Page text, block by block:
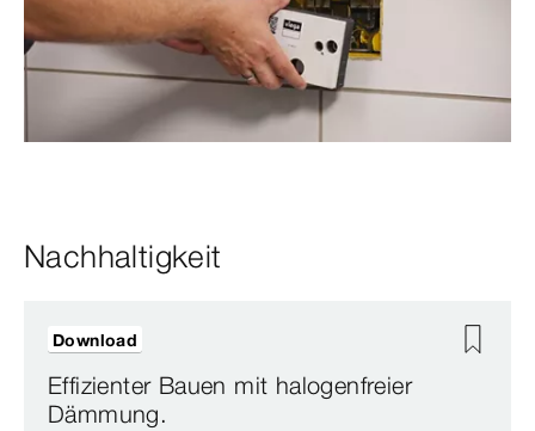
Nachhaltigkeit
Effizienter Bauen mit halogenfreier
Dämmung.
Download